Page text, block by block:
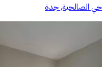
حي الصالحية, جدة